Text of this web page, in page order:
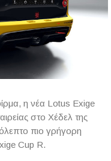
η νέα Lotus Exige
στο Χέδελ της
πιο γρήγορη
Cup R.